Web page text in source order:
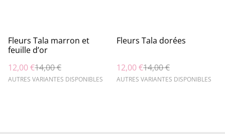
%
Fleurs Tala marron et
feuille d’or
12,00 €14,00 €
AUTRES VARIANTES DISPONIBLES
%
Fleurs Tala dorées
12,00 €14,00 €
AUTRES VARIANTES DISPONIBLES